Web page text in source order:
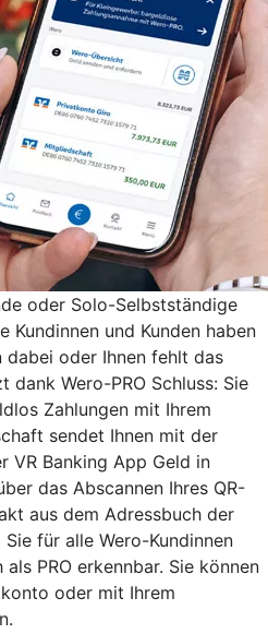
oder Solo-Selbstständige
Kundinnen und Kunden haben
dabei oder Ihnen fehlt das
dank Wero-PRO Schluss: Sie
Zahlungen mit Ihrem
sendet Ihnen mit der
VR Banking App Geld in
das Abscannen Ihres QR-
aus dem Adressbuch der
für alle Wero-Kundinnen
PRO erkennbar. Sie können
oder mit Ihrem